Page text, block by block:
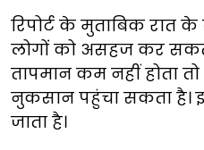
रिपोर्ट के मुताबिक रात
लोगों को असहज कर
तापमान कम नहीं होता तो
नुकसान पहुंचा सकता है।
जाता है।